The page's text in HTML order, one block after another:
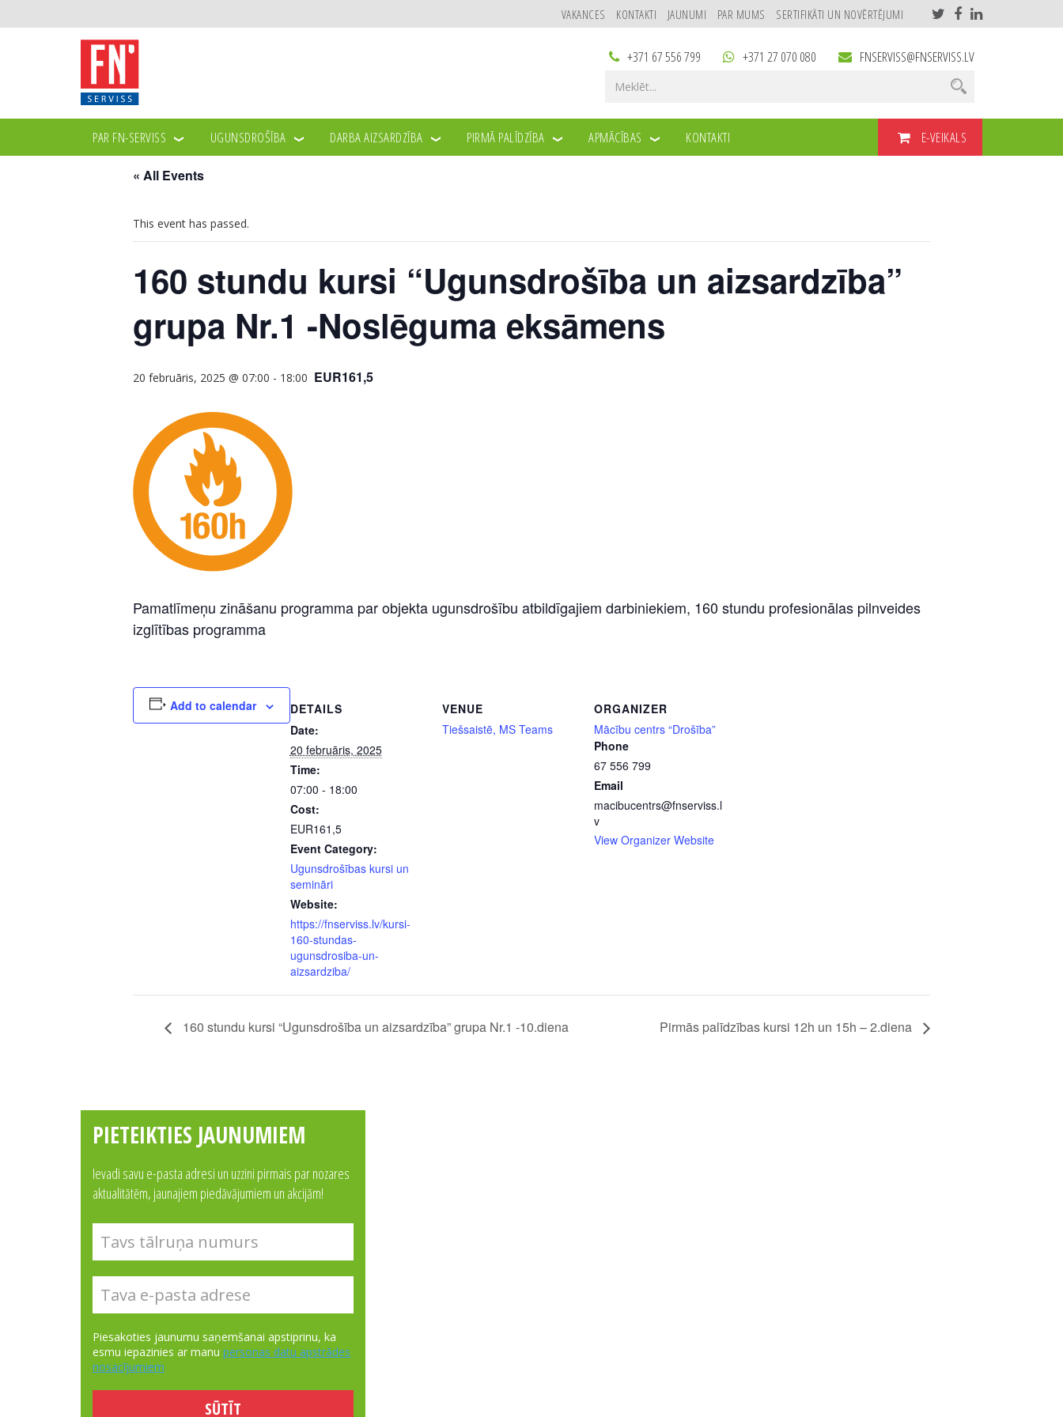
VAKANCES KONTAKTI JAUNUMI PAR MUMS SERTIFIKĀTI UN NOVĒRTĒJUMI
+371 67 556 799 +371 27 070 080 FNSERVISS@FNSERVISS.LV
PAR FN-SERVISS UGUNSDROŠĪBA DARBA AIZSARDZĪBA PIRMĀ PALĪDZĪBA APMĀCĪBAS KONTAKTI E-VEIKALS
« All Events
This event has passed.
160 stundu kursi “Ugunsdrošība un aizsardzība”
grupa Nr.1 -Noslēguma eksāmens
20 februāris, 2025 @ 07:00 - 18:00 EUR161,5
Pamatlīmeņu zināšanu programma par objekta ugunsdrošību atbildīgajiem darbiniekiem, 160 stundu profesionālas pilnveides
izglītības programma
Add to calendar
DETAILS
Date:
20 februāris, 2025
Time:
07:00 - 18:00
Cost:
EUR161,5
Event Category:
Ugunsdrošības kursi un
semināri
Website:
https://fnserviss.lv/kursi-
160-stundas-
ugunsdrosiba-un-
aizsardziba/
VENUE
Tiešsaistē, MS Teams
ORGANIZER
Mācību centrs “Drošība”
Phone
67 556 799
Email
macibucentrs@fnserviss.l
v
View Organizer Website
160 stundu kursi “Ugunsdrošība un aizsardzība” grupa Nr.1 -10.diena Pirmās palīdzības kursi 12h un 15h – 2.diena
PIETEIKTIES JAUNUMIEM
Ievadi savu e-pasta adresi un uzzini pirmais par nozares
aktualitātēm, jaunajiem piedāvājumiem un akcijām!
Piesakoties jaunumu saņemšanai apstiprinu, ka
esmu iepazinies ar manu personas datu apstrādes
nosacījumiem